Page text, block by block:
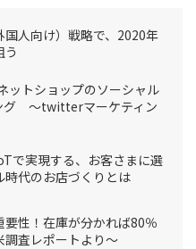
人向け）戦略で、2020年
ットショップのソーシャル
グ ～twitterマーケティン
で実現する、お客さまに選
代のお店づくりとは
性！在庫が分かれば80％
調査レポートより～